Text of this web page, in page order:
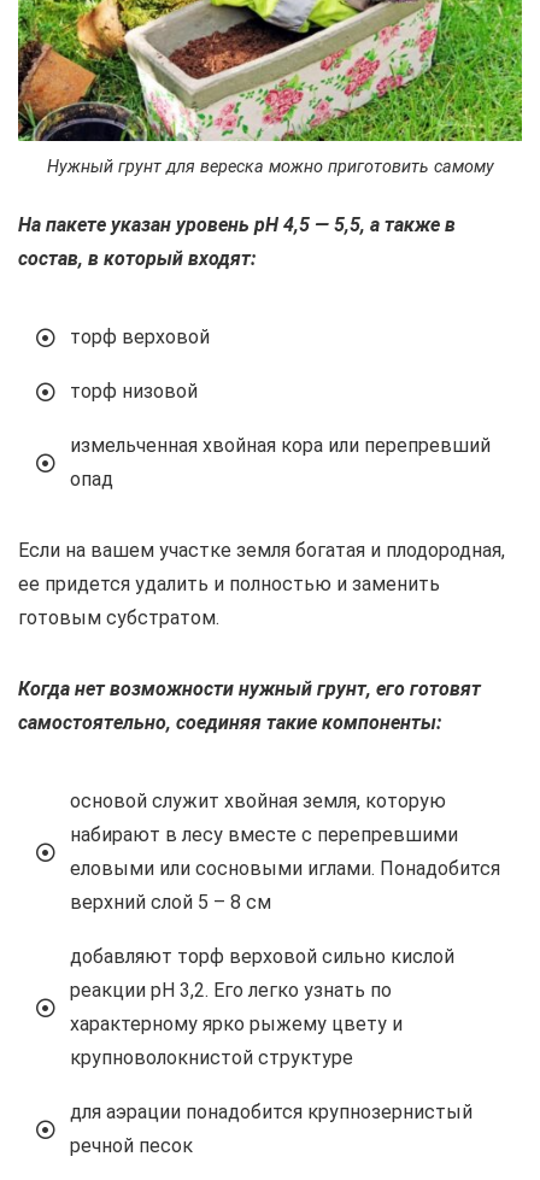
Нужный грунт для вереска можно приготовить самому
На пакете указан уровень рH 4,5 — 5,5, а также в
состав, в который входят:
торф верховой
торф низовой
измельченная хвойная кора или перепревший
опад
Если на вашем участке земля богатая и плодородная,
ее придется удалить и полностью и заменить
готовым субстратом.
Когда нет возможности нужный грунт, его готовят
самостоятельно, соединяя такие компоненты:
основой служит хвойная земля, которую
набирают в лесу вместе с перепревшими
еловыми или сосновыми иглами. Понадобится
верхний слой 5 – 8 см
добавляют торф верховой сильно кислой
реакции pН 3,2. Его легко узнать по
характерному ярко рыжему цвету и
крупноволокнистой структуре
для аэрации понадобится крупнозернистый
речной песок